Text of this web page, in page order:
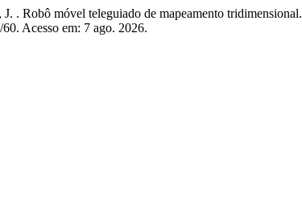
móvel teleguiado de mapeamento tridimensional.
Acesso em: 7 ago. 2026.